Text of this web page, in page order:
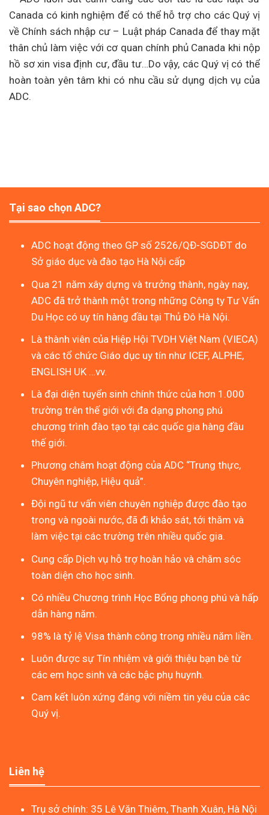
Canada có kinh nghiệm để có thể hỗ trợ cho các Quý vị
về Chính sách nhập cư – Luật pháp Canada để thay mặt
thân chủ làm việc với cơ quan chính phủ Canada khi nộp
hồ sơ xin visa định cư, đầu tư…Do vậy, các Quý vị có thể
hoàn toàn yên tâm khi có nhu cầu sử dụng dịch vụ của
ADC.
Tại sao chọn ADC?
ADC hoạt động theo GP số 2526/QĐ-SGDĐT do
Sở giáo dục và đào tạo Hà Nội cấp
Qua 21 năm xây dựng và trưởng thành, ngày nay,
ADC đã trở thành một trong những Công ty Tư Vấn
Du Học có uy tín hàng đầu tại Thủ Đô Hà Nội.
Là thành viên của Hiệp Hội TVDH Việt Nam (VIECA)
và các tổ chức Giáo dục uy tín như ICEF, ALPHE,
ENGLISH UK …vv.
Là đại diện tuyển sinh chính thức của hơn 1.000
trường trên thế giới với đa dạng phong phú
chương trình đào tạo tại các quốc gia hàng đầu
thế giới.
Phương châm hoạt động của ADC “Trung thực,
Chuyên nghiệp, Hiệu quả”.
Đội ngũ tư vấn viên chuyên nghiệp được đào tạo
trong và ngoài nước, đã đi khảo sát, tới thăm và
làm việc tại các trường trên nhiều quốc gia.
Cung cấp Dịch vụ hỗ trợ hoàn hảo và chăm sóc
toàn diện cho học sinh.
Có nhiều Chương trình Học Bổng phong phú và hấp
dẫn hàng năm.
98% là tỷ lệ Visa thành công trong nhiều năm liền.
Luôn được sự Tín nhiệm và giới thiệu bạn bè từ
các em học sinh và các bậc phụ huynh.
Cam kết luôn xứng đáng với niềm tin yêu của các
Quý vị.
Liên hệ
Trụ sở chính: 35 Lê Văn Thiêm, Thanh Xuân, Hà Nội